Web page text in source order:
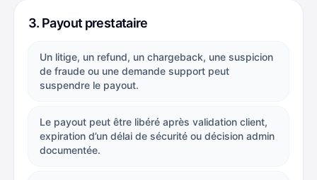
3. Payout prestataire
Un litige, un refund, un chargeback, une suspicion
de fraude ou une demande support peut
suspendre le payout.
Le payout peut être libéré après validation client,
expiration d’un délai de sécurité ou décision admin
documentée.